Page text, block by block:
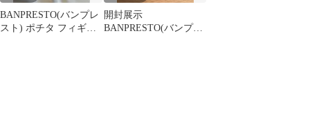
BANPRESTO(バンプレ
スト) ポチタ フィギュ
開封展示
BANPRESTO(バンプレ